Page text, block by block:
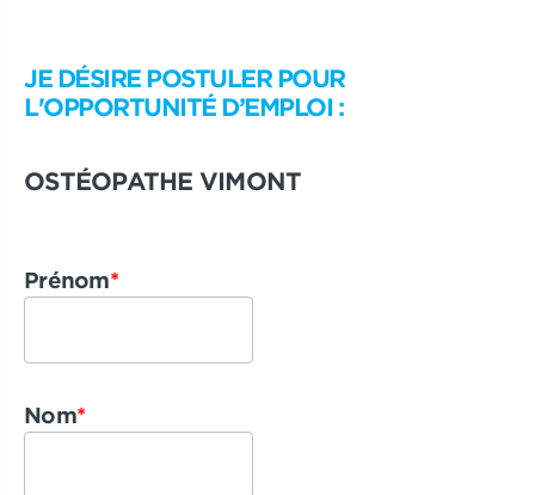
JE DÉSIRE POSTULER POUR
L'OPPORTUNITÉ D’EMPLOI :
OSTÉOPATHE VIMONT
Prénom*
Nom*